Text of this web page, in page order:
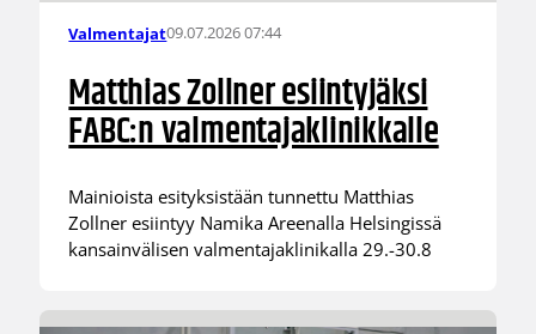
Valmentajat09.07.2026 07:44
Matthias Zollner esiintyjäksi
FABC:n valmentajaklinikkalle
Mainioista esityksistään tunnettu Matthias
Zollner esiintyy Namika Areenalla Helsingissä
kansainvälisen valmentajaklinikalla 29.-30.8